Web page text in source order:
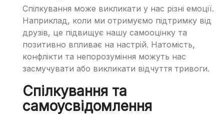
Спілкування може викликати у нас різні емоції.
Наприклад, коли ми отримуємо підтримку від
друзів, це підвищує нашу самооцінку та
позитивно впливає на настрій. Натомість,
конфлікти та непорозуміння можуть нас
засмучувати або викликати відчуття тривоги.
Спілкування та
самоусвідомлення